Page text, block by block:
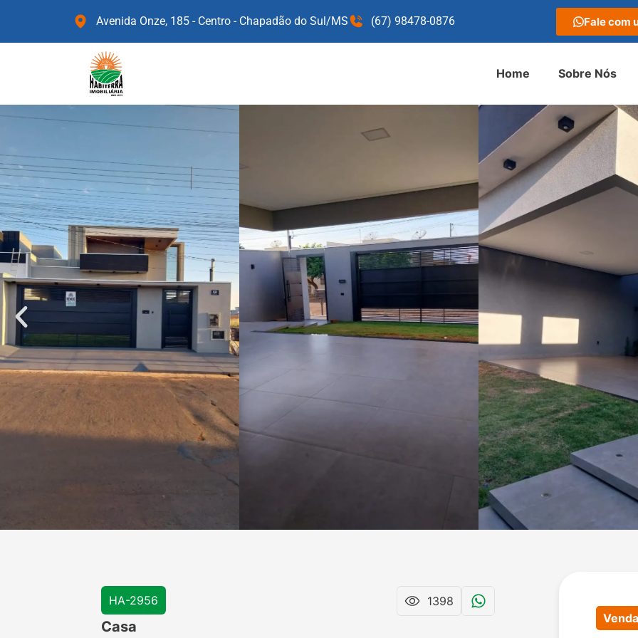
Avenida Onze, 185 - Centro - Chapadão do Sul/MS (67) 98478-0876 Fale com
Home Sobre Nós
HA-2956 1398
Casa Venda